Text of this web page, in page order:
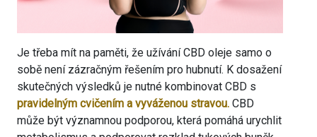
Je třeba mít na paměti, že užívání CBD oleje samo o
sobě není zázračným řešením pro hubnutí. K dosažení
skutečných výsledků je nutné kombinovat CBD s
pravidelným cvičením a vyváženou stravou. CBD
může být významnou podporou, která pomáhá urychlit